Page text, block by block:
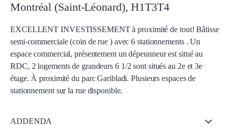
Montréal (Saint-Léonard),H1T3T4
EXCELLENT INVESTISSEMENT à proximité de tout! Bâtisse
semi-commerciale (coin de rue ) avec 6 stationnements . Un
espace commercial, présentement un dépeunneur est situé au
RDC, 2 logements de grandeurs 6 1/2 sont situés au 2e et 3e
étage. À proximité du parc Garibladi. Plusieurs espaces de
stationnement sur la rue disponible.
ADDENDA